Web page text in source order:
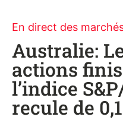
En direct des
Australie:
actions
l’indice
recule de